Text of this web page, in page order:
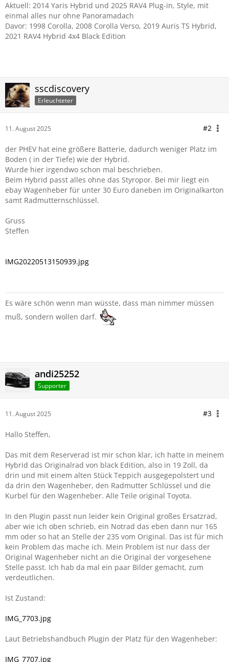
Aktuell: 2014 Yaris Hybrid und 2025 RAV4 Plug-in, Style, mit
einmal alles nur ohne Panoramadach
Davor: 1998 Corolla, 2008 Corolla Verso, 2019 Auris TS Hybrid,
2021 RAV4 Hybrid 4x4 Black Edition
sscdiscovery
Erleuchteter
11. August 2025 #2
der PHEV hat eine größere Batterie, dadurch weniger Platz im
Boden ( in der Tiefe) wie der Hybrid.
Wurde hier irgendwo schon mal beschrieben.
Beim Hybrid passt alles ohne das Styropor. Bei mir liegt ein
ebay Wagenheber für unter 30 Euro daneben im Originalkarton
samt Radmutternschlüssel.
Gruss
Steffen
IMG20220513150939.jpg
Es wäre schön wenn man wüsste, dass man nimmer müssen
muß, sondern wollen darf.
andi25252
Supporter
11. August 2025 #3
Hallo Steffen,
Das mit dem Reserverad ist mir schon klar, ich hatte in meinem
Hybrid das Originalrad von black Edition, also in 19 Zoll, da
drin und mit einem alten Stück Teppich ausgegepolstert und
da drin den Wagenheber, den Radmutter Schlüssel und die
Kurbel für den Wagenheber. Alle Teile original Toyota.
In den Plugin passt nun leider kein Original großes Ersatzrad,
aber wie ich oben schrieb, ein Notrad das eben dann nur 165
mm oder so hat an Stelle der 235 vom Original. Das ist für mich
kein Problem das mache ich. Mein Problem ist nur dass der
Original Wagenheber nicht an die Original der vorgesehene
Stelle passt. Ich hab da mal ein paar Bilder gemacht, zum
verdeutlichen.
Ist Zustand:
IMG_7703.jpg
Laut Betriebshandbuch Plugin der Platz für den Wagenheber:
IMG_7707.jpg